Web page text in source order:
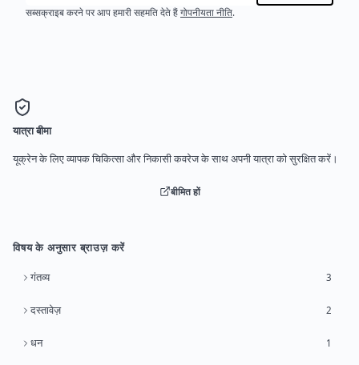
सब्सक्राइब करने पर आप हमारी सहमति देते हैं गोपनीयता नीति.
यात्रा बीमा
यूक्रेन के लिए व्यापक चिकित्सा और निकासी कवरेज के साथ अपनी यात्रा को सुरक्षित करें।
बीमित हों
विषय के अनुसार ब्राउज़ करें
गंतव्य 3
दस्तावेज़ 2
धन 1